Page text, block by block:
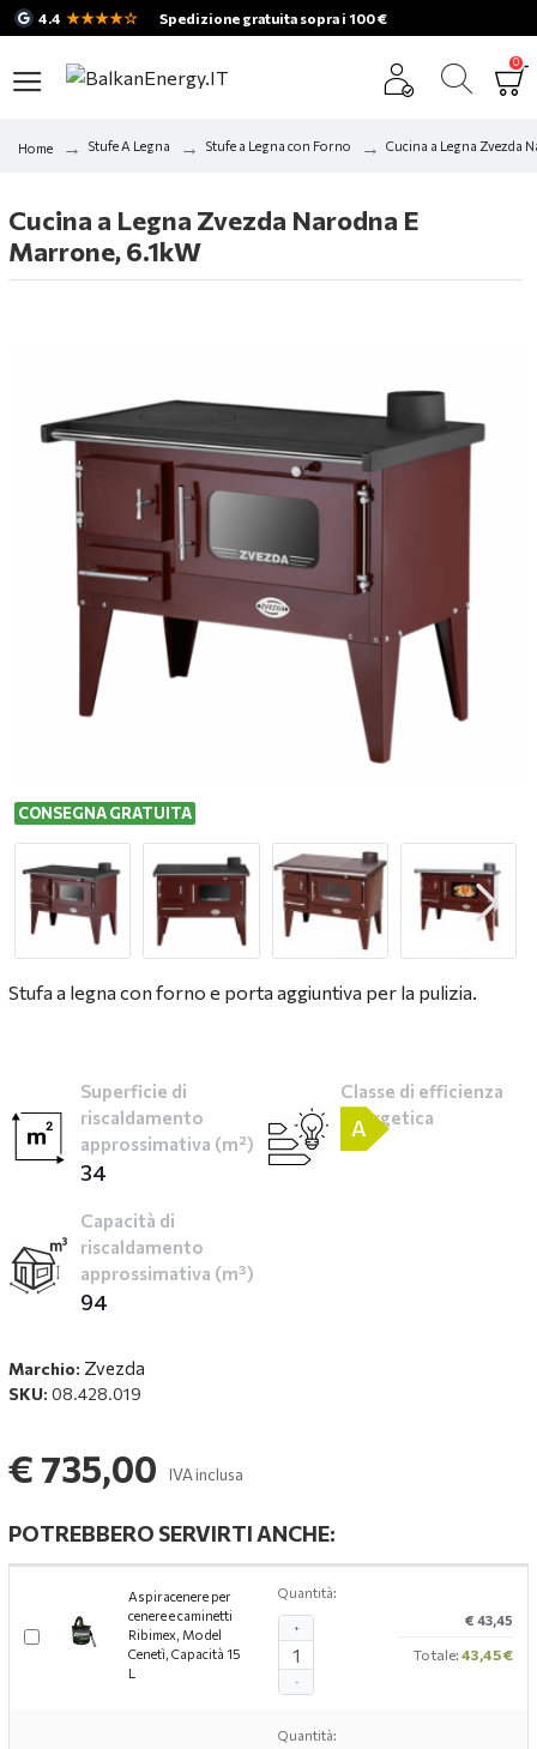
4.4 ★★★★☆ Spedizione gratuita sopra i 100 €
0
Home Stufe A Legna Stufe a Legna con Forno Cucina a Legna Zvezda
Cucina a Legna Zvezda Narodna E
Marrone, 6.1kW
CONSEGNA GRATUITA
Stufa a legna con forno e porta aggiuntiva per la pulizia.
Superficie di
riscaldamento
approssimativa (m²)
34
Classe di efficienza
energetica
A
Capacità di
riscaldamento
approssimativa (m³)
94
Marchio: Zvezda
SKU: 08.428.019
€ 735,00 IVA inclusa
POTREBBERO SERVIRTI ANCHE:
Aspiracenere per
cenere e caminetti
Ribimex, Model
Cenetì, Capacità 15
L
Quantità:
-
+ € 43,45
Totale: 43,45 €
Quantità: